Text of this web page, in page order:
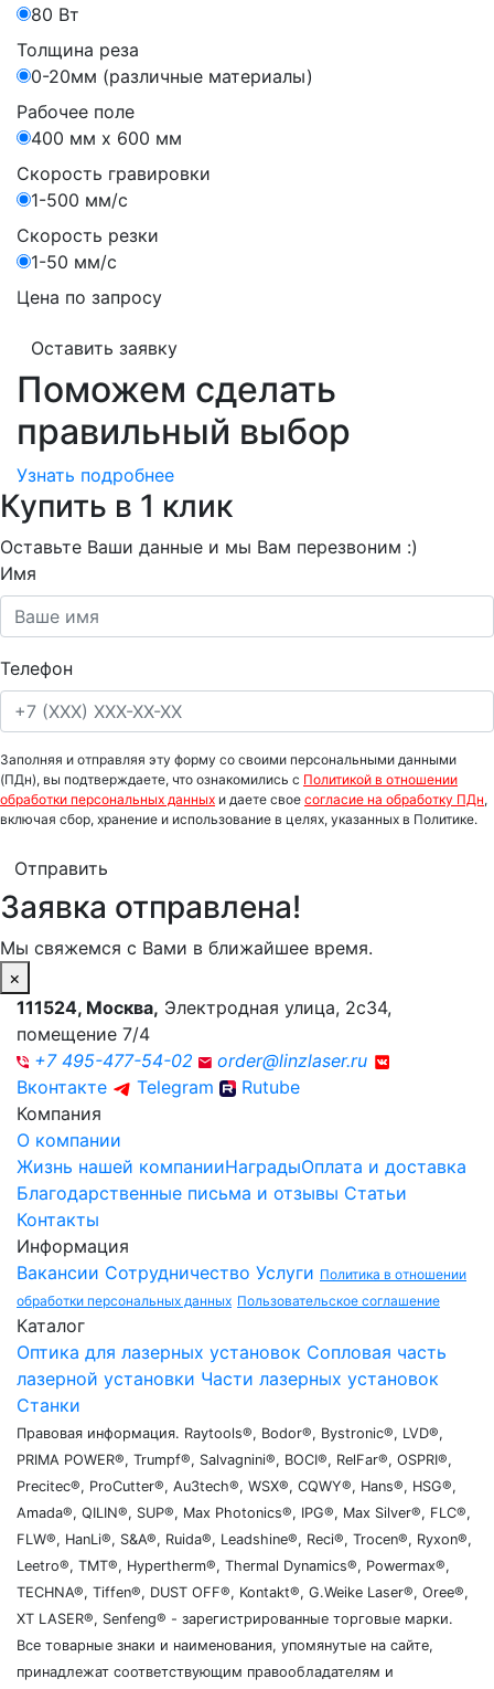
80 Вт
Толщина реза
0-20мм (различные материалы)
Рабочее поле
400 мм х 600 мм
Скорость гравировки
1-500 мм/с
Скорость резки
1-50 мм/с
Цена по запросу
Оставить заявку
Поможем сделать
правильный выбор
Узнать подробнее
Купить в 1 клик
Оставьте Ваши данные и мы Вам перезвоним :)
Имя
Телефон
Заполняя и отправляя эту форму со своими персональными данными
(ПДн), вы подтверждаете, что ознакомились с Политикой в отношении
обработки персональных данных и даете свое согласие на обработку ПДн,
включая сбор, хранение и использование в целях, указанных в Политике.
Отправить
Заявка отправлена!
Мы свяжемся с Вами в ближайшее время.
×
111524, Москва, Электродная улица, 2с34,
помещение 7/4
+7 495-477-54-02
order@linzlaser.ru
Вконтакте
Telegram
Rutube
Компания
О компании
Жизнь нашей компанииНаградыОплата и доставка
Благодарственные письма и отзывы Статьи
Контакты
Информация
Вакансии Сотрудничество Услуги Политика в отношении
обработки персональных данных Пользовательское соглашение
Каталог
Оптика для лазерных установок Сопловая часть
лазерной установки Части лазерных установок
Станки
Правовая информация. Raytools®, Bodor®, Bystronic®, LVD®,
PRIMA POWER®, Trumpf®, Salvagnini®, BOCI®, RelFar®, OSPRI®,
Precitec®, ProCutter®, Au3tech®, WSX®, CQWY®, Hans®, HSG®,
Amada®, QILIN®, SUP®, Max Photonics®, IPG®, Max Silver®, FLC®,
FLW®, HanLi®, S&A®, Ruida®, Leadshine®, Reci®, Trocen®, Ryxon®,
Leetro®, TMT®, Hypertherm®, Thermal Dynamics®, Powermax®,
TECHNA®, Tiffen®, DUST OFF®, Kontakt®, G.Weike Laser®, Oree®,
XT LASER®, Senfeng® - зарегистрированные торговые марки.
Все товарные знаки и наименования, упомянутые на сайте,
принадлежат соответствующим правообладателям и